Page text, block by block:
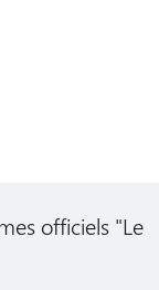
officiels "Le